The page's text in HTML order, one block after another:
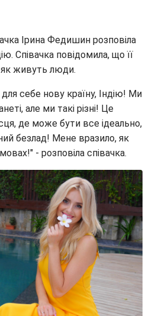
Ірина Федишин розповіла
Співачка повідомила, що її
як живуть люди.
себе нову країну, Індію! Ми
але ми такі різні! Це
де може бути все ідеально,
безлад! Мене вразило, як
- розповіла співачка.